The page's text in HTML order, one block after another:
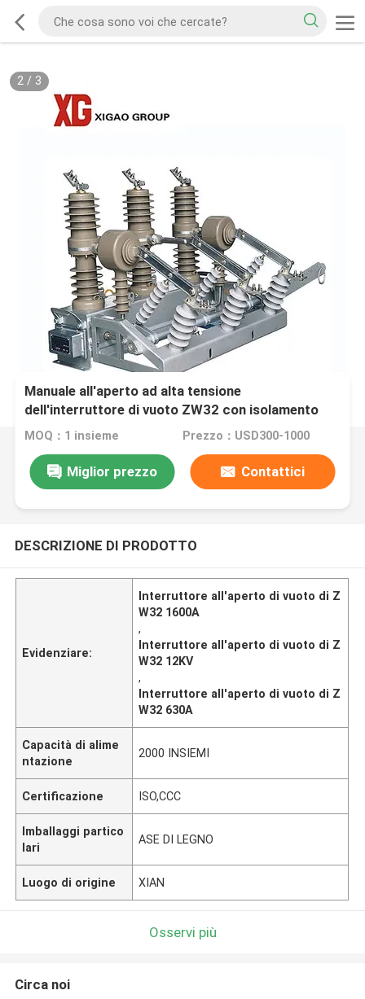
2/ 3
Manuale all'aperto ad alta tensione
dell'interruttore di vuoto ZW32 con isolamento
MOQ：1 insieme Prezzo：USD300-1000
Miglior prezzo Contattici
DESCRIZIONE DI PRODOTTO
Evidenziare:
Interruttore all'aperto di vuoto di Z
W32 1600A
,
Interruttore all'aperto di vuoto di Z
W32 12KV
,
Interruttore all'aperto di vuoto di Z
W32 630A
Capacità di alime
ntazione
2000 INSIEMI
Certificazione ISO,CCC
Imballaggi partico
lari
ASE DI LEGNO
Luogo di origine XIAN
Osservi più
Circa noi